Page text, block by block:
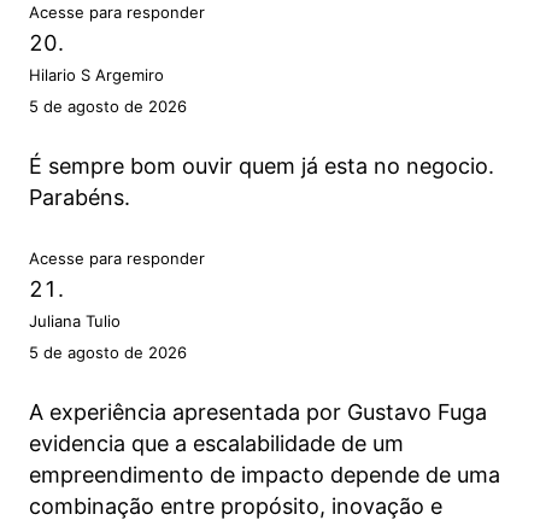
Acesse para responder
Hilario S Argemiro
5 de agosto de 2026
É sempre bom ouvir quem já esta no negocio.
Parabéns.
Acesse para responder
Juliana Tulio
5 de agosto de 2026
A experiência apresentada por Gustavo Fuga
evidencia que a escalabilidade de um
empreendimento de impacto depende de uma
combinação entre propósito, inovação e